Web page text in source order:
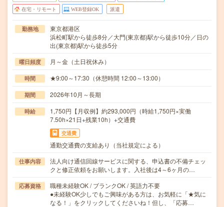
在宅・リモート WEB登録OK 派遣
勤務地
東京都港区
浜松町駅から徒歩8分／大門(東京都)駅から徒歩10分／日の
出(東京都)駅から徒歩5分
曜日頻度 月～金（土日祝休み）
時間 ★9:00～17:30（休憩時間 12:00～13:00）
期間 2026年10月～長期
時給
1,750円【月収例】約293,000円（時給1,750円×実働
7.50h×21日+残業10h）+交通費
交通費
通勤交通費の支給あり（当社規定による）
仕事内容
法人向け通信回線サービスに関する、申込書の不備チェッ
クと修正依頼をお願いします。入社後は4～6ヶ月の…
応募資格
職種未経験OK / ブランクOK / 英語力不要
●未経験OK少しでもご興味がある方は、お気軽に「★気に
なる！」をクリックしてくださいね！但し、「応募…